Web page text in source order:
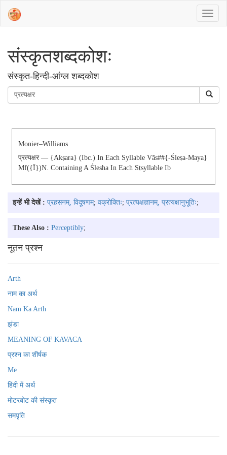
संस्‍कृतशब्‍दकोशः
संस्‍कृत-हिन्दी-आंग्ल शब्दकोश
Monier–Williams
प्रत्यक्षर — {akṣara} (ibc.) In Each Syllable Vās##{-Śleṣa-Maya}
Mf({ī})n. Containing A Ślesha In Each Sṭsyllable Ib
इन्हें भी देखें : प्रहसनम्, विदूषणम्; वक्रोक्तिः; प्रत्यक्षज्ञानम्, प्रत्यक्षानुभूतिः;
These Also : Perceptibly;
नूतन प्रश्न
Arth
नाम का अर्थ
Nam Ka Arth
झंडा
MEANING OF KAVACA
प्रश्न का शीर्षक
Me
हिंदी में अर्थ
मोटरबोट की संस्कृत
समपृति